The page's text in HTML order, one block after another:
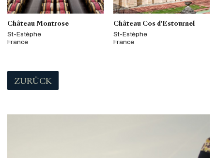
Château Montrose
St-Estèphe
France
Château Cos d'Estournel
St-Estèphe
France
ZURÜCK